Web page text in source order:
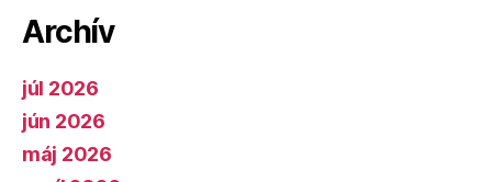
Archív
júl 2026
jún 2026
máj 2026